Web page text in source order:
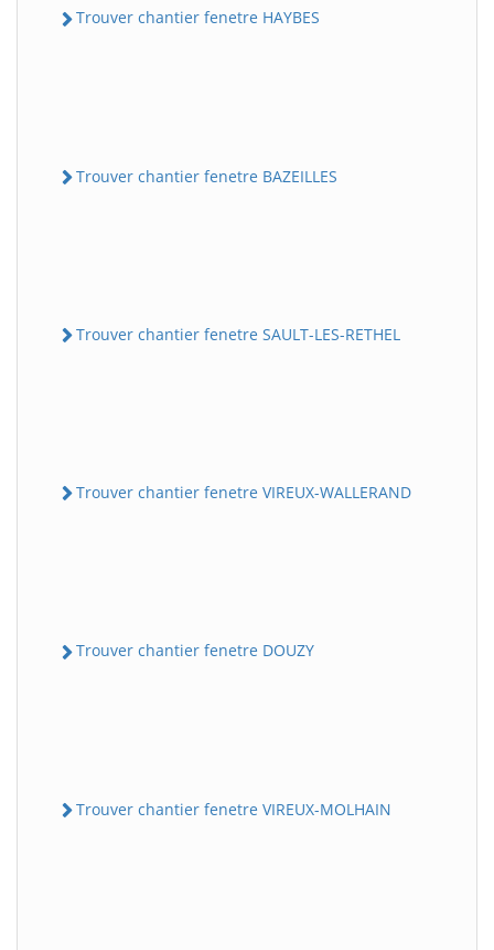
Trouver chantier fenetre HAYBES
Trouver chantier fenetre BAZEILLES
Trouver chantier fenetre SAULT-LES-RETHEL
Trouver chantier fenetre VIREUX-WALLERAND
Trouver chantier fenetre DOUZY
Trouver chantier fenetre VIREUX-MOLHAIN